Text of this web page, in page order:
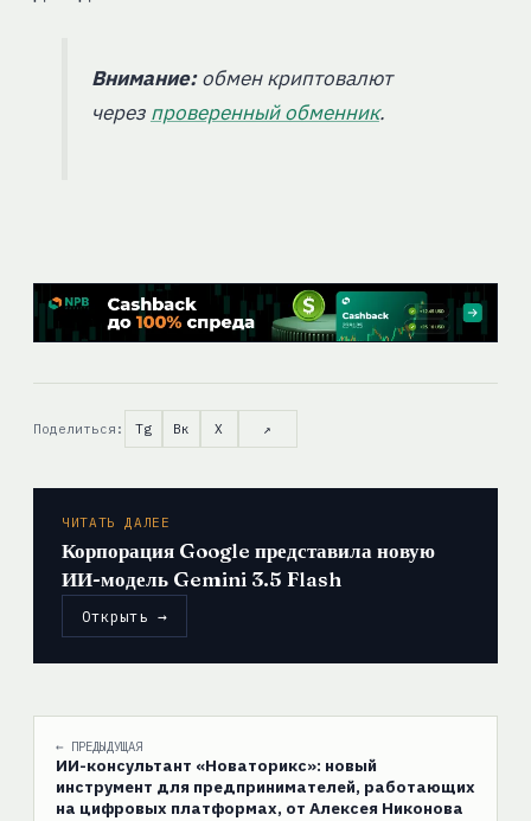
Внимание:обмен криптовалют
через проверенный обменник.
Поделиться: Tg Вк X ↗
ЧИТАТЬ ДАЛЕЕ
Корпорация Google представила новую
ИИ-модель Gemini 3.5 Flash
Открыть →
← ПРЕДЫДУЩАЯ
ИИ-консультант «Новаторикс»: новый
инструмент для предпринимателей, работающих
на цифровых платформах, от Алексея Никонова